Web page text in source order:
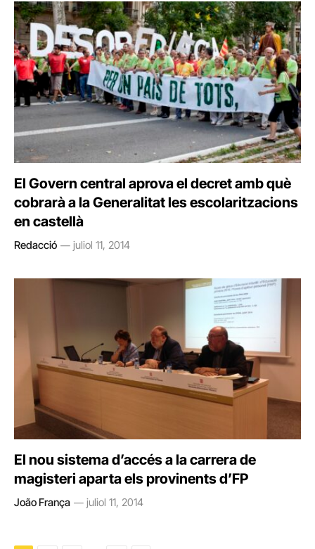
El Govern central aprova el decret amb què
cobrarà a la Generalitat les escolaritzacions
en castellà
Redacció juliol 11, 2014
El nou sistema d’accés a la carrera de
magisteri aparta els provinents d’FP
João França juliol 11, 2014